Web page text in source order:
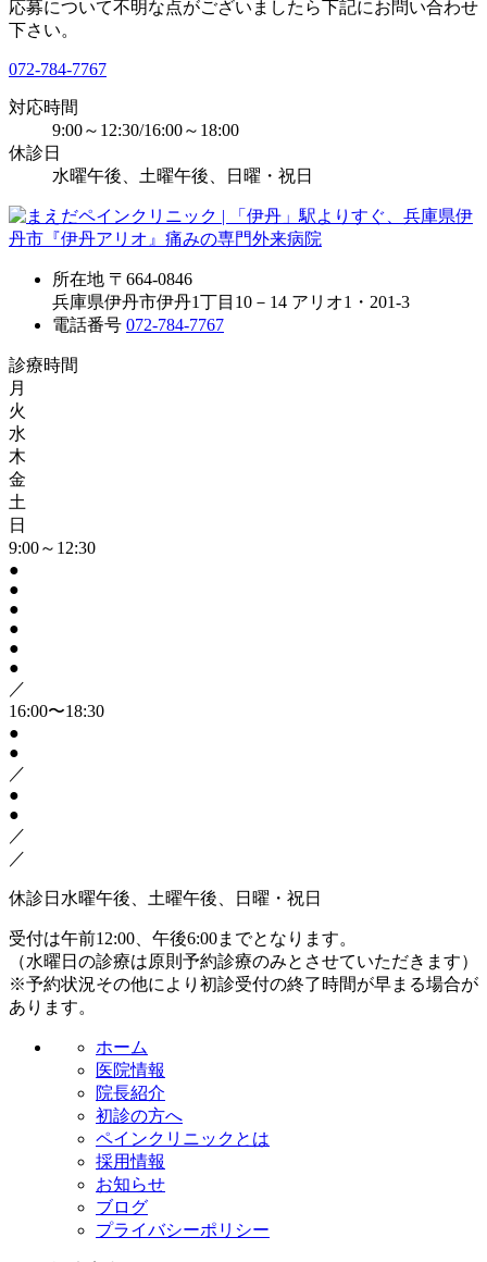
応募について不明な点がございましたら下記にお問い合わせ
下さい。
072-784-7767
対応時間
9:00～12:30/16:00～18:00
休診日
水曜午後、土曜午後、日曜・祝日
所在地 〒664-0846
兵庫県伊丹市伊丹1丁目10－14 アリオ1・201-3
電話番号 072-784-7767
診療時間
月
火
水
木
金
土
日
9:00～12:30
●
●
●
●
●
●
／
16:00〜18:30
●
●
／
●
●
／
／
休診日 水曜午後、土曜午後、日曜・祝日
受付は午前12:00、午後6:00までとなります。
（水曜日の診療は原則予約診療のみとさせていただきます）
※予約状況その他により初診受付の終了時間が早まる場合が
あります。
ホーム
医院情報
院長紹介
初診の方へ
ペインクリニックとは
採用情報
お知らせ
ブログ
プライバシーポリシー